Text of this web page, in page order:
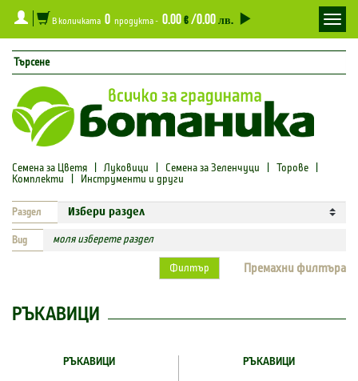
В количката 0 продукта - 0.00€/0.00лв.
Семена за Цветя |Луковици Семена за Зеленчуци Торове
Комплекти
Инструменти и други
Раздел
Вид моля изберете раздел
Филтър Премахни филтъра
РЪКАВИЦИ
РЪКАВИЦИ РЪКАВИЦИ